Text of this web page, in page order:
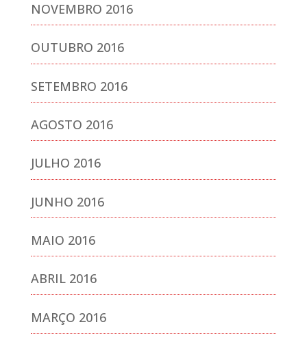
NOVEMBRO 2016
OUTUBRO 2016
SETEMBRO 2016
AGOSTO 2016
JULHO 2016
JUNHO 2016
MAIO 2016
ABRIL 2016
MARÇO 2016